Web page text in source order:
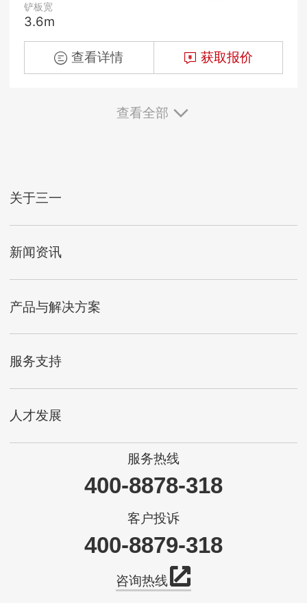
铲板宽
3.6m
查看详情 获取报价
查看全部
关于三一
新闻资讯
产品与解决方案
服务支持
人才发展
服务热线
400-8878-318
客户投诉
400-8879-318
咨询热线